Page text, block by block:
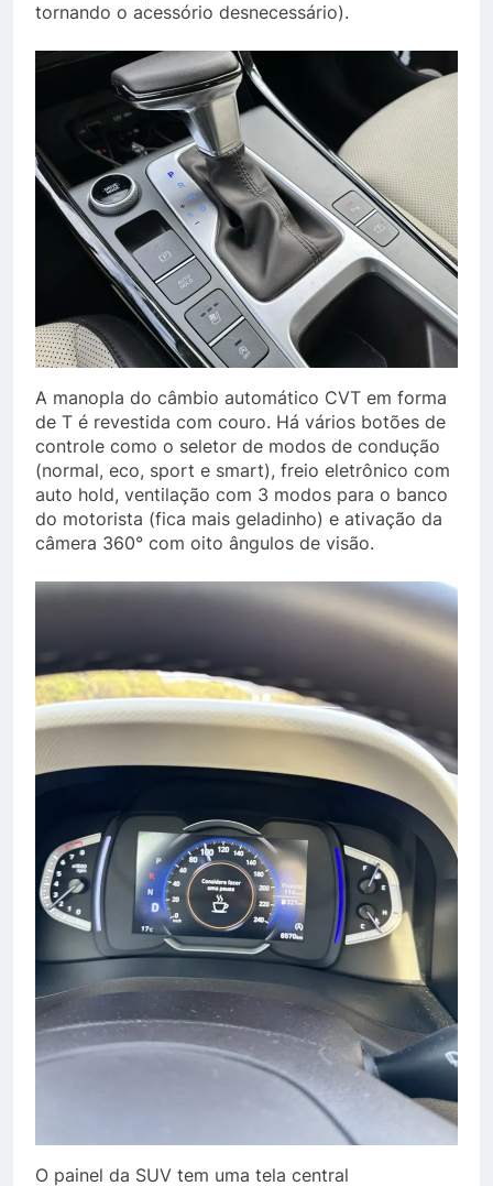
tornando o acessório desnecessário).
A manopla do câmbio automático CVT em forma
de T é revestida com couro. Há vários botões de
controle como o seletor de modos de condução
(normal, eco, sport e smart), freio eletrônico com
auto hold, ventilação com 3 modos para o banco
do motorista (fica mais geladinho) e ativação da
câmera 360° com oito ângulos de visão.
O painel da SUV tem uma tela central